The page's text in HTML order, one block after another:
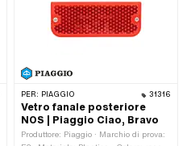
PER: PIAGGIO 31316
Vetro fanale posteriore
NOS | Piaggio Ciao, Bravo
Produttore: Piaggio · Marchio di prova: